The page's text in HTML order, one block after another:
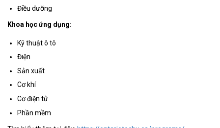
Điều dưỡng
Khoa học ứng dụng:
Kỹ thuật ô tô
Điện
Sản xuất
Cơ khí
Cơ điện tử
Phần mềm